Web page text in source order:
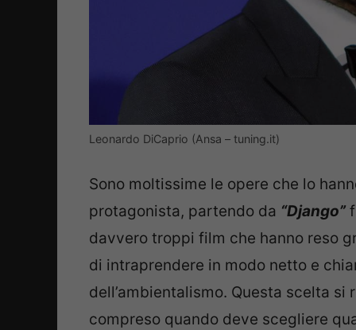
Leonardo DiCaprio (Ansa – tuning.it)
Sono moltissime le opere che lo
protagonista, partendo da “Django”
davvero troppi film che hanno reso
di intraprendere in modo netto e
dell’ambientalismo. Questa scelta
compreso quando deve scegliere